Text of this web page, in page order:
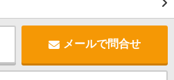
メールで問合せ